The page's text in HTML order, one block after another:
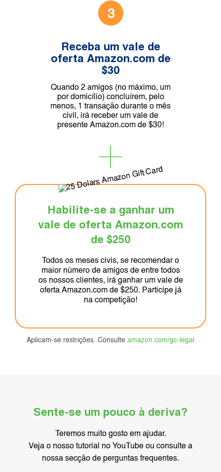
3
Receba um vale de
oferta Amazon.com de
$30
Quando 2 amigos (no máximo, um
por domicílio) concluírem, pelo
menos, 1 transação durante o mês
civil, irá receber um vale de
presente Amazon.com de $30!
Habilite-se a ganhar um
vale de oferta Amazon.com
de $250
Todos os meses civis, se recomendar o
maior número de amigos de entre todos
os nossos clientes, irá ganhar um vale de
oferta Amazon.com de $250. Participe já
na competição!
Aplicam-se restrições. Consulte amazon.com/gc-legal
Sente-se um pouco à deriva?
Teremos muito gosto em ajudar.
Veja o nosso tutorial no YouTube ou consulte a
nossa secção de perguntas frequentes.